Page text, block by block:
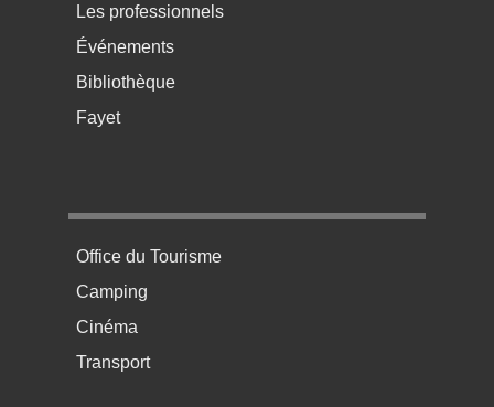
Les professionnels
Événements
Bibliothèque
Fayet
Menu pratique bas de page 4
Office du Tourisme
Camping
Cinéma
Transport